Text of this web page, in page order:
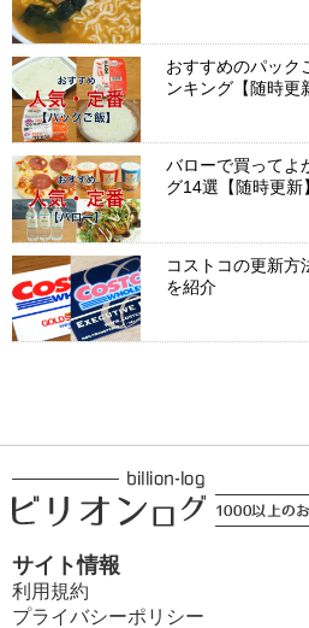
おすすめのパック
ンキング【随時更
バローで買ってよ
グ14選【随時更新
コストコの更新方
を紹介
サイト情報
利用規約
プライバシーポリシー